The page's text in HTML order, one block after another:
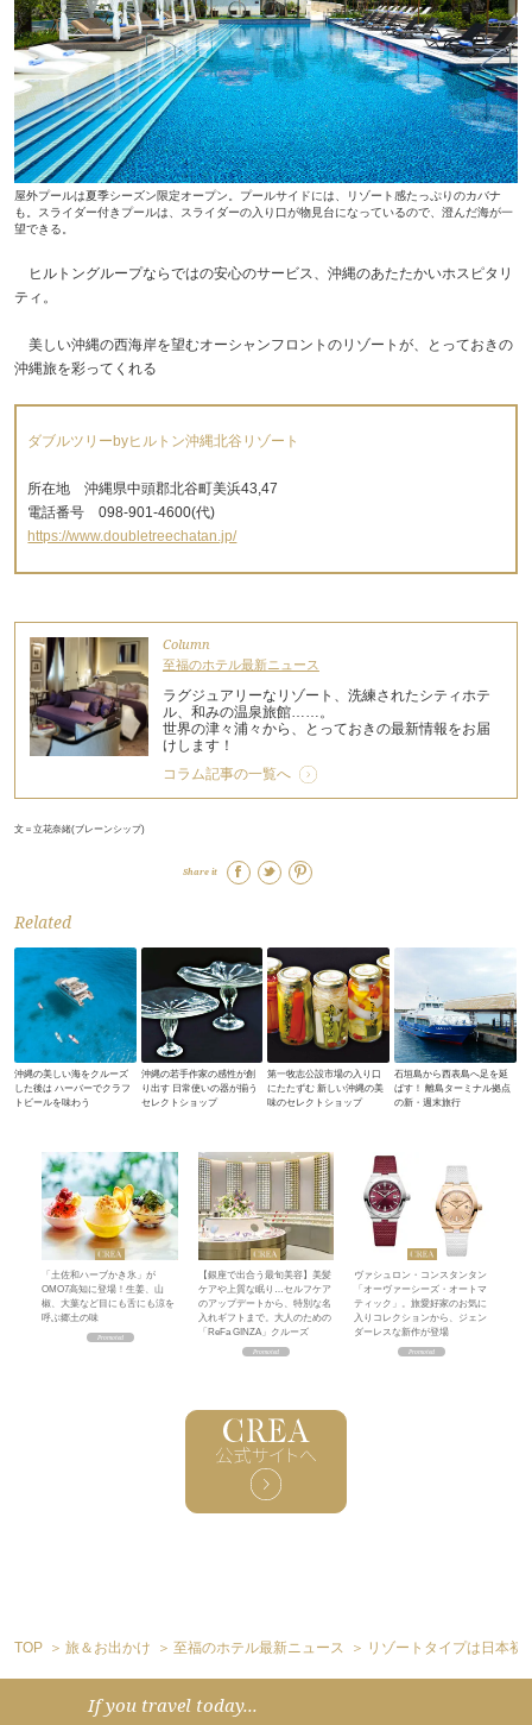
屋外プールは夏季シーズン限定オープン。プールサイドには、リゾート感たっぷりのカバナ
も。スライダー付きプールは、スライダーの入り口が物見台になっているので、澄んだ海が一
望できる。
ヒルトングループならではの安心のサービス、沖縄のあたたかいホスピタリ
ティ。
美しい沖縄の西海岸を望むオーシャンフロントのリゾートが、とっておきの
沖縄旅を彩ってくれる
ダブルツリーbyヒルトン沖縄北谷リゾート
所在地 沖縄県中頭郡北谷町美浜43,47
電話番号 098-901-4600(代)
https://www.doubletreechatan.jp/
Column
至福のホテル最新ニュース
ラグジュアリーなリゾート、洗練されたシティホテ
ル、和みの温泉旅館……。
世界の津々浦々から、とっておきの最新情報をお届
けします！
コラム記事の一覧へ
文＝立花奈緒(ブレーンシップ)
Share it
Related
沖縄の美しい海をクルーズ
した後は ハーバーでクラフ
トビールを味わう
沖縄の若手作家の感性が創
り出す 日常使いの器が揃う
セレクトショップ
第一牧志公設市場の入り口
にたたずむ 新しい沖縄の美
味のセレクトショップ
石垣島から西表島へ足を延
ばす！ 離島ターミナル拠点
の新・週末旅行
「土佐和ハーブかき氷」が
OMO7高知に登場！生姜、山
椒、大葉など目にも舌にも涼を
呼ぶ郷土の味
【銀座で出合う最旬美容】美髪
ケアや上質な眠り…セルフケア
のアップデートから、特別な名
入れギフトまで。大人のための
「ReFa GINZA」クルーズ
ヴァシュロン・コンスタンタン
「オーヴァーシーズ・オートマ
ティック」。旅愛好家のお気に
入りコレクションから、ジェン
ダーレスな新作が登場
TOP 旅＆お出かけ 至福のホテル最新ニュース リゾートタイプは日本初
If you travel today...